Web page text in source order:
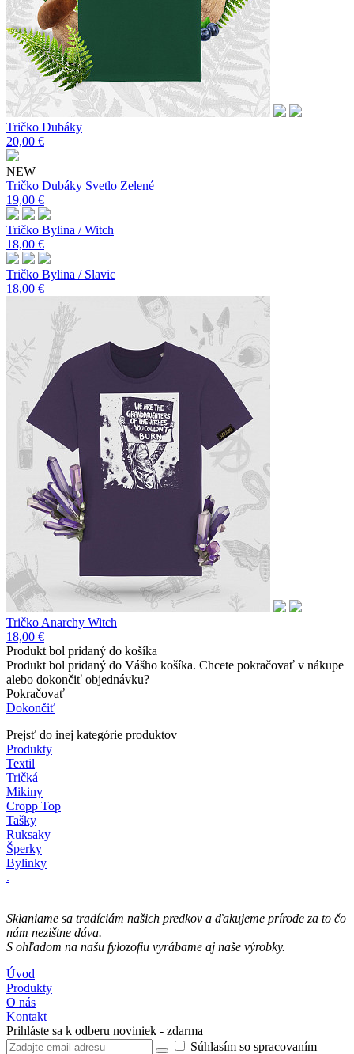
Tričko Dubáky
20,00 €
NEW
Tričko Dubáky Svetlo Zelené
19,00 €
Tričko Bylina / Witch
18,00 €
Tričko Bylina / Slavic
18,00 €
Tričko Anarchy Witch
18,00 €
Produkt bol pridaný do košíka
Produkt bol pridaný do Vášho košíka. Chcete pokračovať v nákupe
alebo dokončiť objednávku?
Pokračovať
Dokončiť
Prejsť do inej kategórie produktov
Produkty
Textil
Tričká
Mikiny
Cropp Top
Tašky
Ruksaky
Šperky
Bylinky
.
Sklaniame sa tradíciám našich predkov a ďakujeme prírode za to čo
nám nezištne dáva.
S ohľadom na našu fylozofiu​ vyrábame aj naše výrobky.
Úvod
Produkty
O nás
Kontakt
Prihláste sa k odberu noviniek - zdarma
Súhlasím so spracovaním